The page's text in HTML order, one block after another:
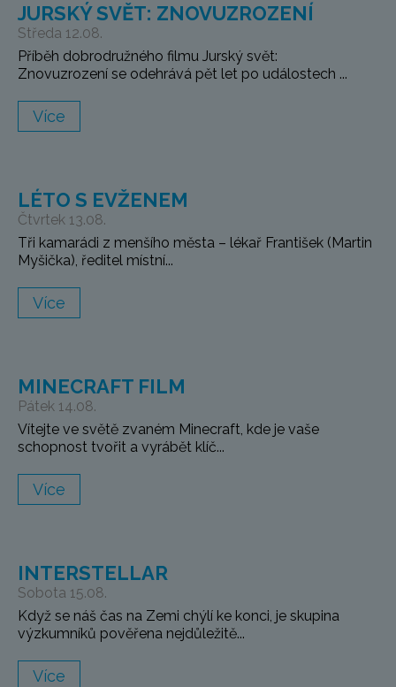
JURSKÝ SVĚT: ZNOVUZROZENÍ
Středa 12.08.
Příběh dobrodružného filmu Jurský svět:
Znovuzrození se odehrává pět let po událostech ...
Více
LÉTO S EVŽENEM
Čtvrtek 13.08.
Tři kamarádi z menšího města – lékař František (Martin
Myšička), ředitel místní...
Více
MINECRAFT FILM
Pátek 14.08.
Vítejte ve světě zvaném Minecraft, kde je vaše
schopnost tvořit a vyrábět klíč...
Více
INTERSTELLAR
Sobota 15.08.
Když se náš čas na Zemi chýlí ke konci, je skupina
výzkumníků pověřena nejdůležitě...
Více